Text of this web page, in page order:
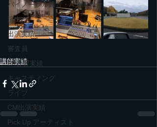
バイノーラル録音・ASMR録音
演出
出演実績
審査員
PA音響実績
キャスティング
ライブ
CM出演実績
Pick Up アーティスト
講師実績